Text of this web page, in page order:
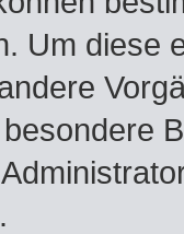
Um diese